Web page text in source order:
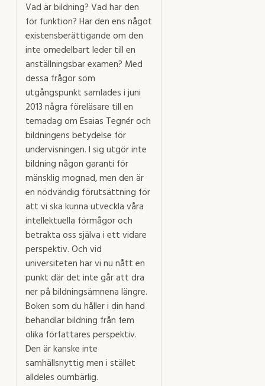
Vad är bildning? Vad har den
för funktion? Har den ens något
existensberättigande om den
inte omedelbart leder till en
anställningsbar examen? Med
dessa frågor som
utgångspunkt samlades i juni
2013 några föreläsare till en
temadag om Esaias Tegnér och
bildningens betydelse för
undervisningen. I sig utgör inte
bildning någon garanti för
mänsklig mognad, men den är
en nödvändig förutsättning för
att vi ska kunna utveckla våra
intellektuella förmågor och
betrakta oss själva i ett vidare
perspektiv. Och vid
universiteten har vi nu nått en
punkt där det inte går att dra
ner på bildningsämnena längre.
Boken som du håller i din hand
behandlar bildning från fem
olika författares perspektiv.
Den är kanske inte
samhällsnyttig men i stället
alldeles oumbärlig.